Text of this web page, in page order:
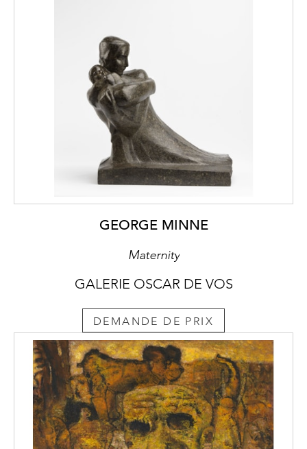
GEORGE MINNE
Maternity
GALERIE OSCAR DE VOS
DEMANDE DE PRIX